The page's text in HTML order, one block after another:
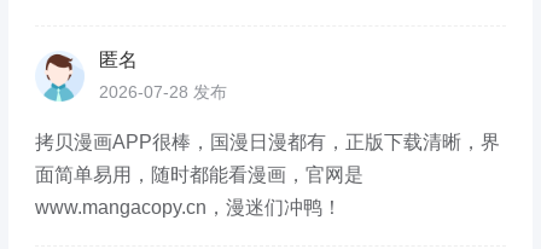
匿名
2026-07-28 发布
拷贝漫画APP很棒，国漫日漫都有，正版下载清晰，界
面简单易用，随时都能看漫画，官网是
www.mangacopy.cn，漫迷们冲鸭！